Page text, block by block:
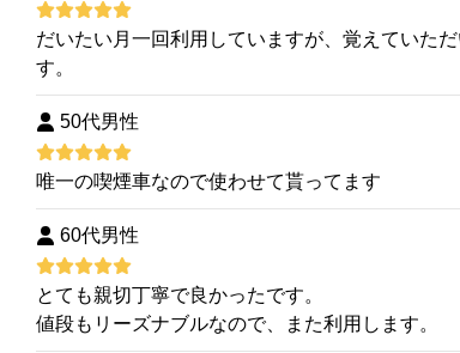
だいたい月一回利用していますが、覚えていた
す。
50代男性
唯一の喫煙車なので使わせて貰ってます
60代男性
とても親切丁寧で良かったです。
値段もリーズナブルなので、また利用します。